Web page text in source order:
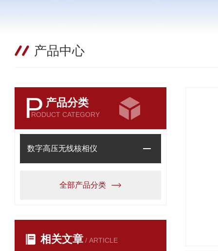
产品中心
P 产品分类
RODUCT CATEGORY
数字高压无线核相仪
全部产品分类
相关文章 / ARTICLE